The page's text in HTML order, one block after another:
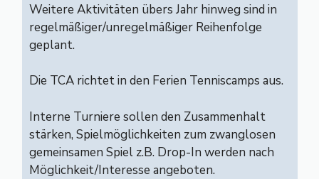
Weitere Aktivitäten übers Jahr hinweg sind in
regelmäßiger/unregelmäßiger Reihenfolge
geplant.
Die TCA richtet in den Ferien Tenniscamps aus.
Interne Turniere sollen den Zusammenhalt
stärken, Spielmöglichkeiten zum zwanglosen
gemeinsamen Spiel z.B. Drop-In werden nach
Möglichkeit/Interesse angeboten.